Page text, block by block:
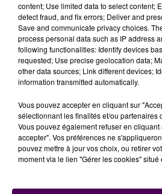
d’autres points achoppent
versement d’une prime
l’augmentation des salaires et
temps de pause entre deux
content; Use limited data to select content;
detect fraud, and fix errors; Deliver and
Save and communicate privacy choices.
process personal data such as IP address
following functionalities: Identify devices
requested; Use precise geolocation data;
other data sources; Link different devices;
information transmitted automatically.
Vous pouvez accepter en cliquant sur
sélectionnant les finalités et/ou partenaires
Vous pouvez également refuser en
accepter". Vos préférences ne
pouvez mettre à jour vos choix, ou retirer
moment via le lien "Gérer les cookies"